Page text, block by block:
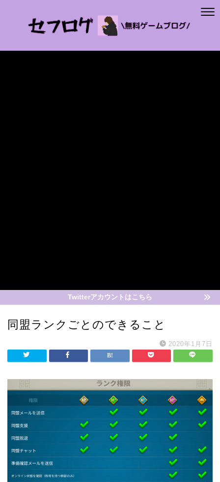
Twitterアカウントはこちら
同盟ランクごとのできること
2020年1月7日